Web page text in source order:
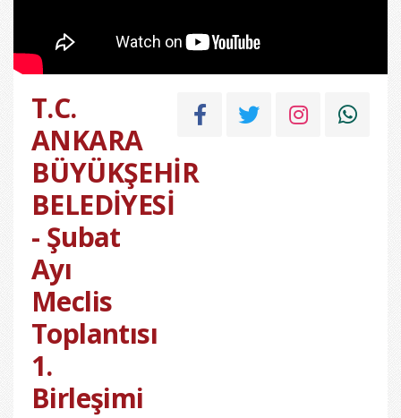
T.C.
ANKARA
BÜYÜKŞEHİR
BELEDİYESİ
- Şubat
Ayı
Meclis
Toplantısı
1.
Birleşimi